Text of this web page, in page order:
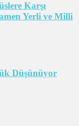
Karşı
Yerli ve Milli
Düşünüyor